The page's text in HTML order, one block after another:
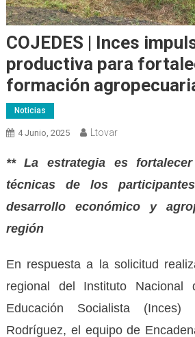
COJEDES | Inces
productiva para
formación
Noticias
4 Junio, 2025 Ltovar
** La estrategia es
técnicas de los
desarrollo económico y
región
En respuesta a la solicitud
regional del Instituto Nacional
Educación Socialista (Inces)
Rodríguez, el equipo de